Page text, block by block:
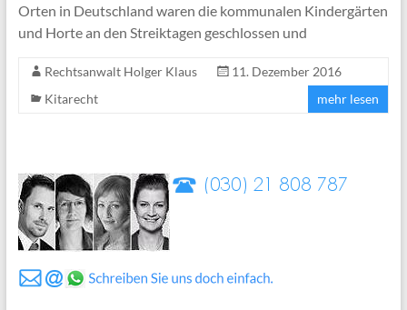
Orten in Deutschland waren die kommunalen Kindergärten
und Horte an den Streiktagen geschlossen und
Rechtsanwalt Holger Klaus
11. Dezember 2016
Kitarecht
mehr lesen